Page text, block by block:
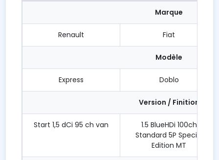
Marque
Renault Fiat
Modèle
Express Doblo
Version / Finition
Start 1,5 dCi 95 ch van
1.5 BlueHDi 100ch
Standard 5P Special
Edition MT